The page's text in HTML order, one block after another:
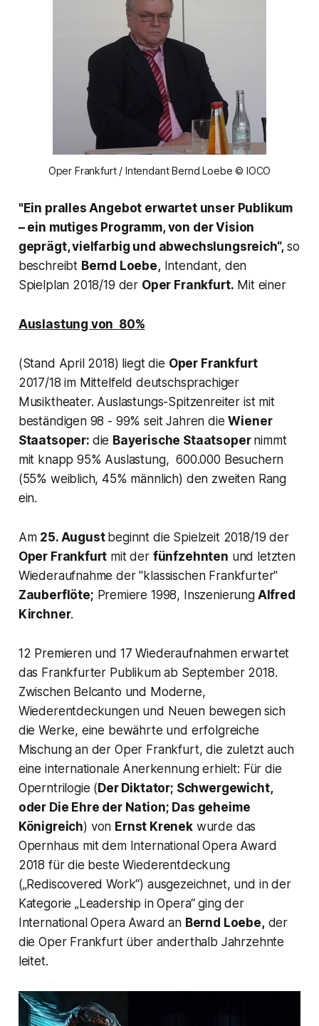
Oper Frankfurt / Intendant Bernd Loebe © IOCO
"Ein pralles Angebot erwartet unser Publikum
– ein mutiges Programm, von der Vision
geprägt, vielfarbig und abwechslungsreich“,so
beschreibt Bernd Loebe,Intendant, den
Spielplan 2018/19 der Oper Frankfurt. Mit einer
Auslastung von 80%
(Stand April 2018) liegt die Oper Frankfurt
2017/18 im Mittelfeld deutschsprachiger
Musiktheater. Auslastungs-Spitzenreiter ist mit
beständigen 98 - 99% seit Jahren dieWiener
Staatsoper: die Bayerische Staatsoper nimmt
mit knapp 95% Auslastung, 600.000 Besuchern
(55% weiblich, 45% männlich) den zweiten Rang
ein.
Am 25. August beginnt die Spielzeit 2018/19 der
Oper Frankfurt mit der fünfzehnten und letzten
Wiederaufnahme der "klassischen Frankfurter"
Zauberflöte; Premiere 1998, InszenierungAlfred
Kirchner.
12 Premieren und 17 Wiederaufnahmen erwartet
das Frankfurter Publikum ab September 2018.
Zwischen Belcanto und Moderne,
Wiederentdeckungen und Neuen bewegen sich
die Werke, eine bewährte und erfolgreiche
Mischung an der Oper Frankfurt, die zuletzt auch
eine internationale Anerkennung erhielt: Für die
Operntrilogie (Der Diktator; Schwergewicht,
oder Die Ehre der Nation; Das geheime
Königreich) von Ernst Krenekwurde das
Opernhaus mit dem International Opera Award
2018 für die beste Wiederentdeckung
(„Rediscovered Work“) ausgezeichnet, und in der
Kategorie „Leadership in Opera“ ging der
International Opera Award an Bernd Loebe,der
die Oper Frankfurt über anderthalb Jahrzehnte
leitet.